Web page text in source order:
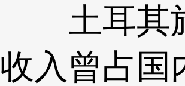
土耳其
收入曾占国